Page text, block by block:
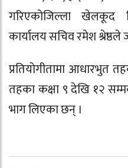
गरिएकोजिल्ला खेलकूद
कार्यालय सचिव रमेश श्रेष्ठले
प्रतियोगीतामा आधारभुत
तहका कक्षा ९ देखि १२
भाग लिएका छन् ।